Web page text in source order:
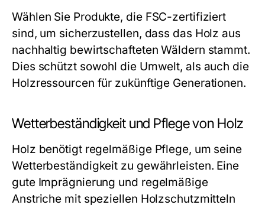
Wählen Sie Produkte, die FSC-zertifiziert
sind, um sicherzustellen, dass das Holz aus
nachhaltig bewirtschafteten Wäldern stammt.
Dies schützt sowohl die Umwelt, als auch die
Holzressourcen für zukünftige Generationen.
Wetterbeständigkeit und Pflege von Holz
Holz benötigt regelmäßige Pflege, um seine
Wetterbeständigkeit zu gewährleisten. Eine
gute Imprägnierung und regelmäßige
Anstriche mit speziellen Holzschutzmitteln